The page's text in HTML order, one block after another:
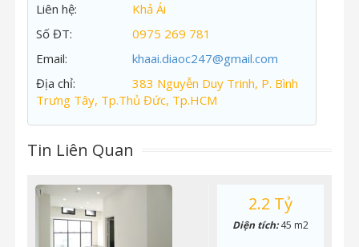
Liên hệ:
Khả Ái
Số ĐT:
0975 269 781
Email:
khaai.diaoc247@gmail.com
Địa chỉ:
383 Nguyễn Duy Trinh, P. Bình
Trưng Tây, Tp.Thủ Đức, Tp.HCM
Tin Liên Quan
2.2 Tỷ
Diện tích:45 m2